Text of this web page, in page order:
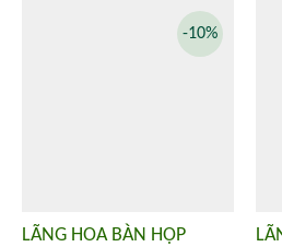
LÃNG HOA BÀN HỌP
-10%